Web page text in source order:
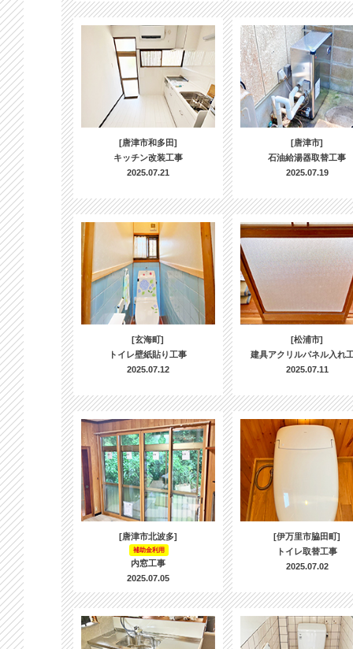
[唐津市和多田]
キッチン改装工事
2025.07.21
[唐津市]
石油給湯器取替工事
2025.07.19
[玄海町]
トイレ壁紙貼り工事
2025.07.12
[松浦市]
建具アクリルパネル入れ
2025.07.11
[唐津市北波多]
補助金利用
内窓工事
2025.07.05
[伊万里市脇田町]
トイレ取替工事
2025.07.02